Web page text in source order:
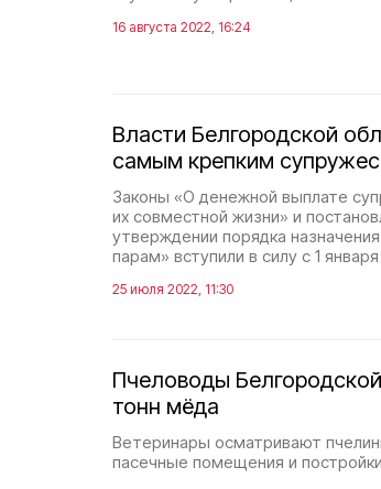
16 августа 2022, 16:24
Власти Белгородской
самым крепким
Законы «О денежной выплате
их совместной жизни» и
утверждении порядка
парам» вступили в силу с 1
25 июля 2022, 11:30
Пчеловоды
тонн мёда
Ветеринары осматривают
пасечные помещения и